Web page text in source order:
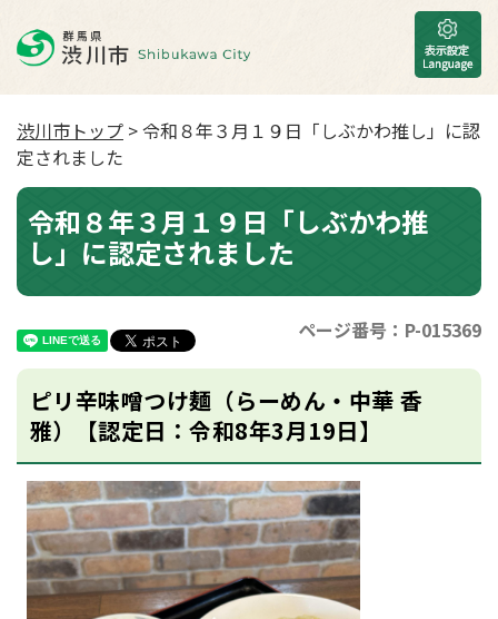
渋川市トップ > 令和８年３月１９日「しぶかわ推し」に認
定されました
令和８年３月１９日「しぶかわ推
し」に認定されました
ページ番号：P-015369
ピリ辛味噌つけ麺（らーめん・中華 香
雅）【認定日：令和8年3月19日】